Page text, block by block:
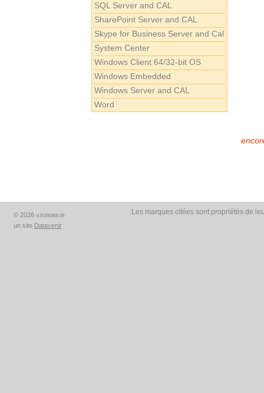
SQL Server and CAL
SharePoint Server and CAL
Skype for Business Server and Cal
System Center
Windows Client 64/32-bit OS
Windows Embedded
Windows Server and CAL
Word
© 2026 V.20260808.09
un site Datavenir
Les marques citées sont propriétés de